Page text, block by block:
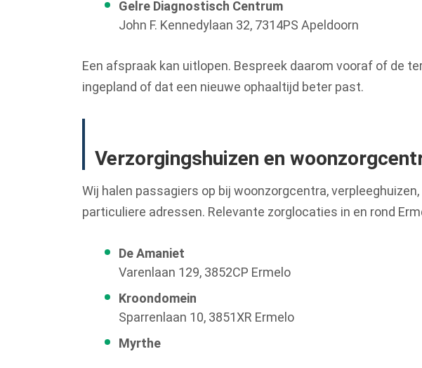
Gelre Diagnostisch Centrum
John F. Kennedylaan 32, 7314PS Apeldoorn
Een afspraak kan uitlopen. Bespreek daarom vooraf of de
ingepland of dat een nieuwe ophaaltijd beter past.
Verzorgingshuizen en
Wij halen passagiers op bij woonzorgcentra,
particuliere adressen. Relevante zorglocaties in en rond
De Amaniet
Varenlaan 129, 3852CP Ermelo
Kroondomein
Sparrenlaan 10, 3851XR Ermelo
Myrthe